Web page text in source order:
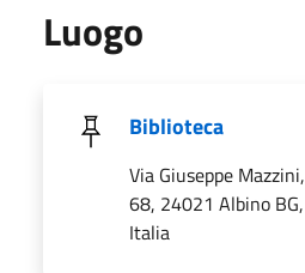
Luogo
Biblioteca
Via Giuseppe Mazzini,
68, 24021 Albino BG,
Italia